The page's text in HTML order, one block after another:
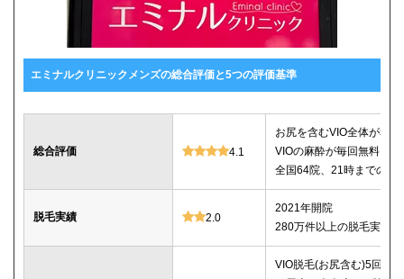
エミナルクリニックメンズの総合評価と5つの評価基準
総合評価 4.1
お尻を含むVIO全体が5回
VIOの麻酔が毎回無料
全国64院、21時までの診
脱毛実績 2.0
2021年開院
280万件以上の脱毛実績
VIO脱毛(お尻含む)5回：